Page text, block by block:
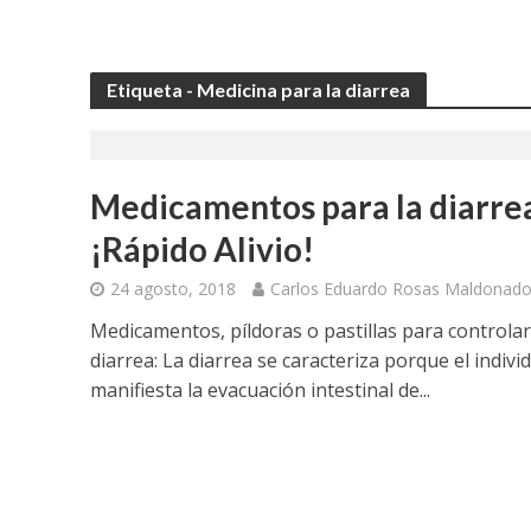
Etiqueta - Medicina para la diarrea
Medicamentos para la
¡Rápido Alivio!
24 agosto, 2018 Carlos Eduardo Rosas Maldonado
Medicamentos, píldoras o pastillas para
diarrea: La diarrea se caracteriza porque el
manifiesta la evacuación intestinal de...